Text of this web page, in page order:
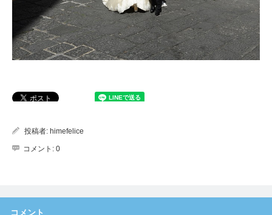
投稿者: himefelice
コメント: 0
コメント